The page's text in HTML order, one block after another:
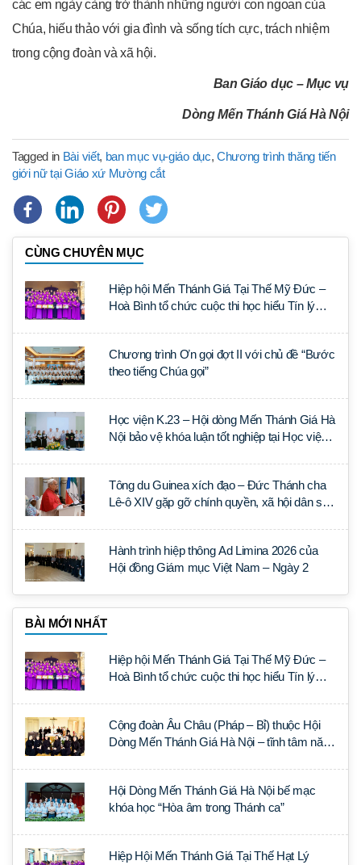
các em ngày càng trở thành những người con ngoan của
Chúa, hiếu thảo với gia đình và sống tích cực, trách nhiệm
trong cộng đoàn và xã hội.
Ban Giáo dục – Mục vụ
Dòng Mến Thánh Giá Hà Nội
Tagged in Bài viết, ban mục vụ-giáo dục, Chương trình thăng tiến
giới nữ tại Giáo xứ Mường cắt
CÙNG CHUYÊN MỤC
Hiệp hội Mến Thánh Giá Tại Thế Mỹ Đức –
Hoà Bình tổ chức cuộc thi học hiểu Tín lý
Chương trình Ơn gọi đợt II với chủ đề “Bước
theo tiếng Chúa gọi”
Học viện K.23 – Hội dòng Mến Thánh Giá Hà
Nội bảo vệ khóa luận tốt nghiệp tại Học viện
Tông du Guinea xích đạo – Đức Thánh cha
Lê-ô XIV gặp gỡ chính quyền, xã hội dân sự
Hành trình hiệp thông Ad Limina 2026 của
Hội đồng Giám mục Việt Nam – Ngày 2
BÀI MỚI NHẤT
Hiệp hội Mến Thánh Giá Tại Thế Mỹ Đức –
Hoà Bình tổ chức cuộc thi học hiểu Tín lý
Cộng đoàn Âu Châu (Pháp – Bỉ) thuộc Hội
Dòng Mến Thánh Giá Hà Nội – tĩnh tâm năm
Hội Dòng Mến Thánh Giá Hà Nội bế mạc
khóa học “Hòa âm trong Thánh ca”
Hiệp Hội Mến Thánh Giá Tại Thế Hạt Lý